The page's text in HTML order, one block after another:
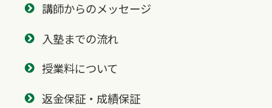
講師からのメッセージ
入塾までの流れ
授業料について
返金保証・成績保証